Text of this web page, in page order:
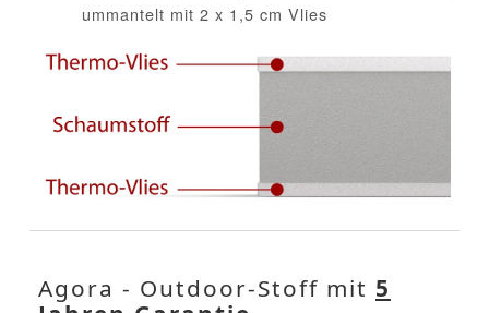
ummantelt mit 2 x 1,5 cm Vlies
Agora - Outdoor-Stoff mit 5